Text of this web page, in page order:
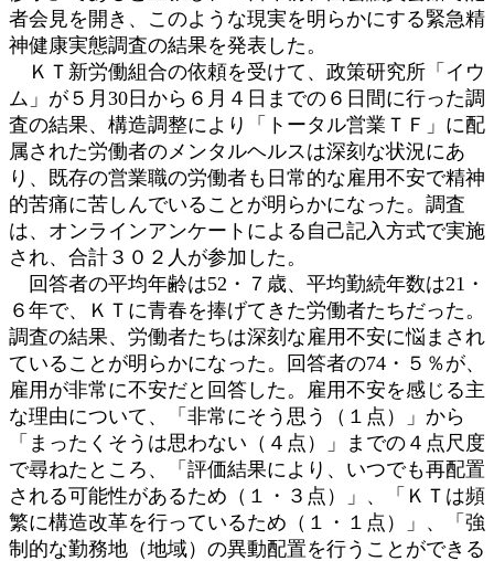
者会見を開き、このような現実を明らかにする緊急精
神健康実態調査の結果を発表した。
ＫＴ新労働組合の依頼を受けて、政策研究所「イウ
ム」が５月30日から６月４日までの６日間に行った調
査の結果、構造調整により「トータル営業ＴＦ」に配
属された労働者のメンタルヘルスは深刻な状況にあ
り、既存の営業職の労働者も日常的な雇用不安で精神
的苦痛に苦しんでいることが明らかになった。調査
は、オンラインアンケートによる自己記入方式で実施
され、合計３０２人が参加した。
回答者の平均年齢は52・７歳、平均勤続年数は21・
６年で、ＫＴに青春を捧げてきた労働者たちだった。
調査の結果、労働者たちは深刻な雇用不安に悩まされ
ていることが明らかになった。回答者の74・５％が、
雇用が非常に不安だと回答した。雇用不安を感じる主
な理由について、「非常にそう思う（１点）」から
「まったくそうは思わない（４点）」までの４点尺度
で尋ねたところ、「評価結果により、いつでも再配置
される可能性があるため（１・３点）」、「ＫＴは頻
繁に構造改革を行っているため（１・１点）」、「強
制的な勤務地（地域）の異動配置を行うことができる